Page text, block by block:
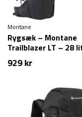
Montane
Rygsæk – Montane
Trailblazer LT – 28
929kr